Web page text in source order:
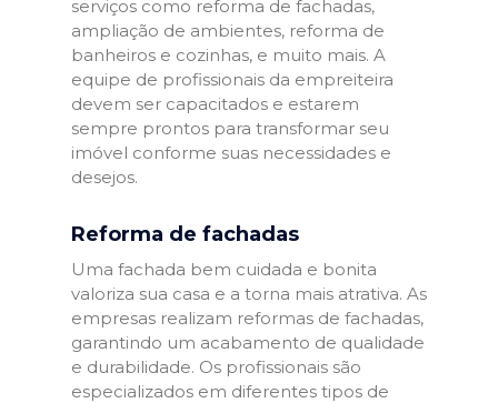
serviços como reforma de fachadas,
ampliação de ambientes, reforma de
banheiros e cozinhas, e muito mais. A
equipe de profissionais da empreiteira
devem ser capacitados e estarem
sempre prontos para transformar seu
imóvel conforme suas necessidades e
desejos.
Reforma de fachadas
Uma fachada bem cuidada e bonita
valoriza sua casa e a torna mais atrativa. As
empresas realizam reformas de fachadas,
garantindo um acabamento de qualidade
e durabilidade. Os profissionais são
especializados em diferentes tipos de